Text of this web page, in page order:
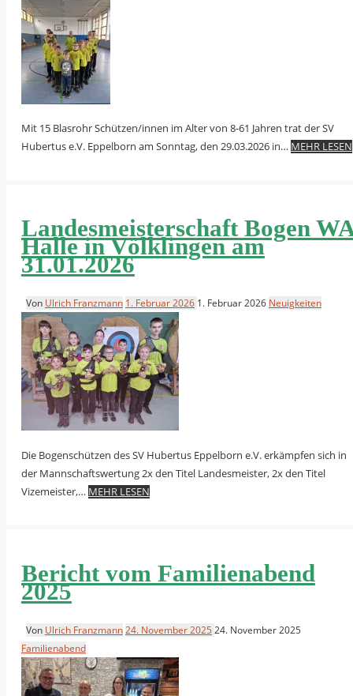
Mit 15 Blasrohr Schützen/innen im Alter von 8-61 Jahren trat der SV
Hubertus e.V. Eppelborn am Sonntag, den 29.03.2026 in… MEHR LESEN
Landesmeisterschaft Bogen
Halle in Völklingen am
31.01.2026
Von Ulrich Franzmann 1. Februar 2026 1. Februar 2026 Neuigkeiten
Die Bogenschützen des SV Hubertus Eppelborn e.V. erkämpfen sich in
der Mannschaftswertung 2x den Titel Landesmeister, 2x den Titel
Vizemeister,… MEHR LESEN
Bericht vom Familienabend
2025
Von Ulrich Franzmann24. November 2025 24. November 2025
Familienabend